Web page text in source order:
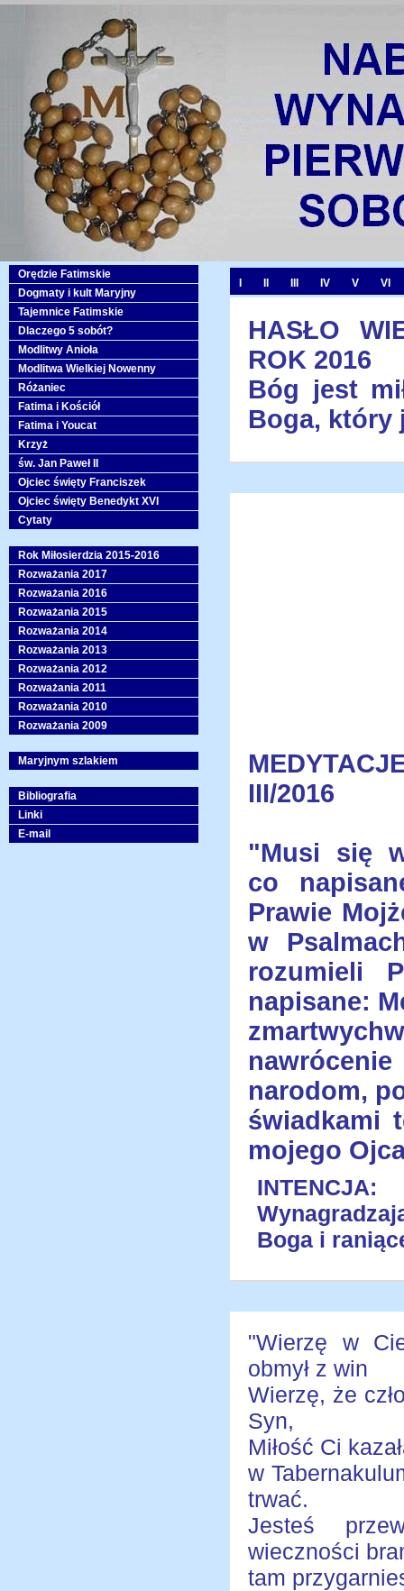
IV V VI
HASŁO
ROK 2016
Bóg jest
Boga, który
III/2016
"Musi się
co
Prawie
w
rozumieli
napisane:
narodom,
świadkami
mojego
INTENCJA:
Boga i
"Wierzę w
obmył z win
Wierzę, że
Syn,
Miłość Ci
w
trwać.
Jesteś
wieczności
tam
Orędzie Fatimskie
Dogmaty i kult Maryjny
Tajemnice Fatimskie
Dlaczego 5 sobót?
Modlitwy Anioła
Modlitwa Wielkiej Nowenny
Różaniec
Fatima i Kościół
Fatima i Youcat
Krzyż
św. Jan Paweł II
Ojciec święty Franciszek
Ojciec święty Benedykt XVI
Cytaty
Rok Miłosierdzia 2015-2016
Rozważania 2017
Rozważania 2016
Rozważania 2015
Rozważania 2014
Rozważania 2013
Rozważania 2012
Rozważania 2011
Rozważania 2010
Rozważania 2009
Maryjnym szlakiem
Bibliografia
Linki
E-mail